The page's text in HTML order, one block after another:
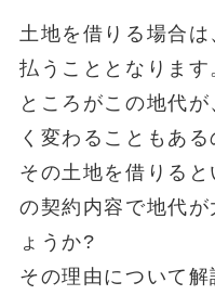
土地を借りる場合
払うこととなります
ところがこの地代
く変わることもある
その土地を借りる
の契約内容で地代
ょうか?
その理由について解